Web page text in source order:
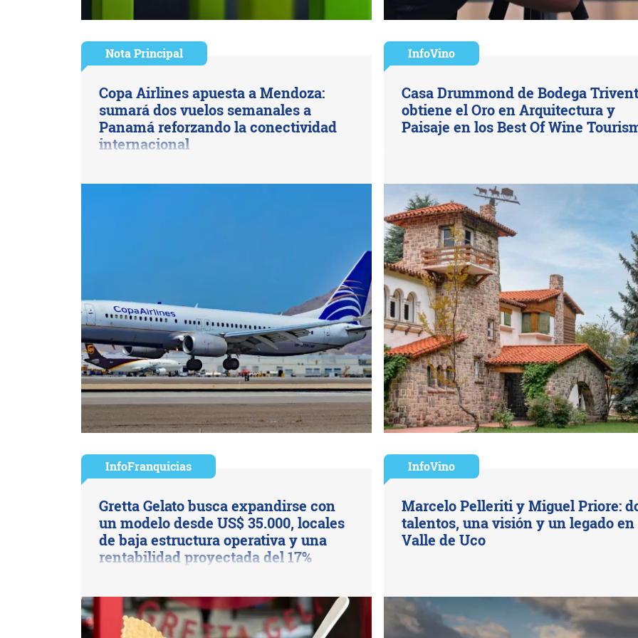
Nota Principal
Copa Airlines apuesta a Mendoza:
sumará dos vuelos semanales a
Panamá reforzando la conectividad
internacional
InfoVino
Casa Drummond de Bodega
obtiene el Oro en Arquitectura y
Paisaje en los Best Of Wine
InfoFranquicias
Gretta Gelato busca expandirse con
un modelo desde US$ 35.000, locales
de baja estructura operativa y una
rentabilidad proyectada del 17%
InfoVino
Marcelo Pelleriti y Miguel Priore:
talentos, una visión y un legado en
Valle de Uco